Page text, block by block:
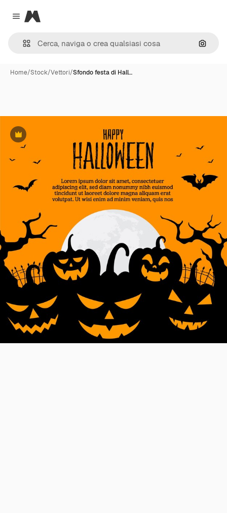
Close menu
Magnific
Cerca
Home/Stock/Vettori/Sfondo festa di Hall…
Premium